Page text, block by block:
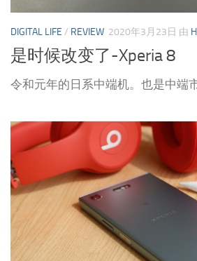
DIGITAL LIFE / REVIEW 2020年3月23日 由
是时候改变了-Xperia 8
令和元年的日系中端机。也是中端